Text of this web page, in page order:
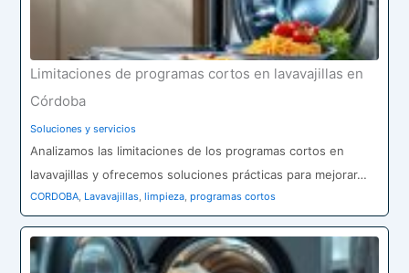
Limitaciones de programas cortos en lavavajillas en
Córdoba
Soluciones y servicios
Analizamos las limitaciones de los programas cortos en
lavavajillas y ofrecemos soluciones prácticas para mejorar…
CORDOBA, Lavavajillas,limpieza,programas cortos